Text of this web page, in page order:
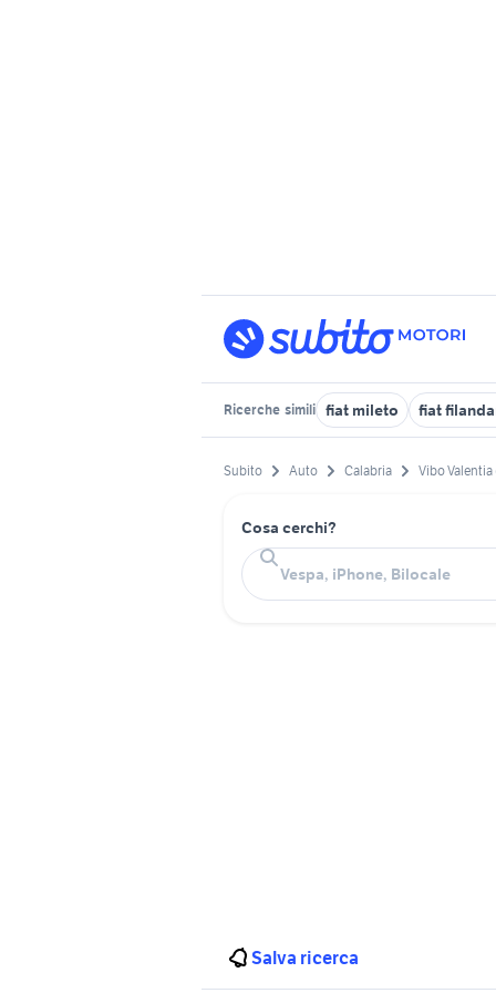
Ricerche simili fiat mileto fiat
Subito Auto Calabria Vibo Valentia
Cosa cerchi?
Salva ricerca